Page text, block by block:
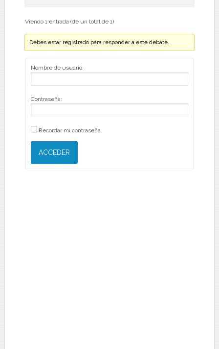
Viendo 1 entrada (de un total de 1)
Debes estar registrado para responder a este debate.
Nombre de usuario:
Contraseña:
Recordar mi contraseña
ACCEDER